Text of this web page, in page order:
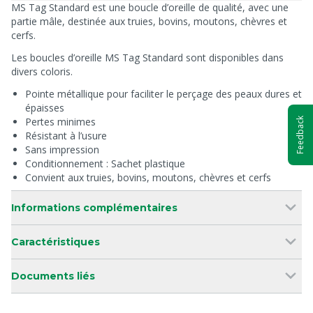
MS Tag Standard est une boucle d’oreille de qualité, avec une
partie mâle, destinée aux truies, bovins, moutons, chèvres et
cerfs.
Les boucles d’oreille MS Tag Standard sont disponibles dans
divers coloris.
Pointe métallique pour faciliter le perçage des peaux dures et
épaisses
Pertes minimes
Résistant à l’usure
Sans impression
Conditionnement : Sachet plastique
Convient aux truies, bovins, moutons, chèvres et cerfs
Informations complémentaires
Caractéristiques
Documents liés
Feedback